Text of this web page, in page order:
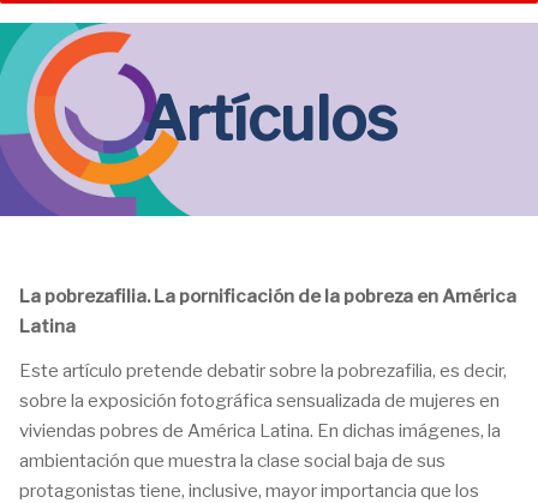
Artículos
La pobrezafilia. La pornificación de la pobreza en América
Latina
Este artículo pretende debatir sobre la pobrezafilia, es decir,
sobre la exposición fotográfica sensualizada de mujeres en
viviendas pobres de América Latina. En dichas imágenes, la
ambientación que muestra la clase social baja de sus
protagonistas tiene, inclusive, mayor importancia que los